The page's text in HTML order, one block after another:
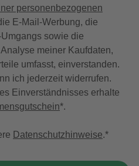
personenbezogenen
E-Mail-Werbung, die
sowie die
meiner Kaufdaten,
umfasst, einverstanden.
ich jederzeit widerrufen.
Einverständnisses erhalte
*.
Datenschutzhinweise.